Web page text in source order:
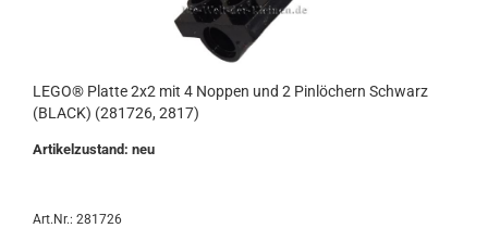
LEGO® Platte 2x2 mit 4 Noppen und 2 Pinlöchern Schwarz
(BLACK) (281726, 2817)
Artikelzustand: neu
Art.Nr.: 281726